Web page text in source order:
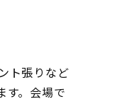
ト張りなど
す。会場で